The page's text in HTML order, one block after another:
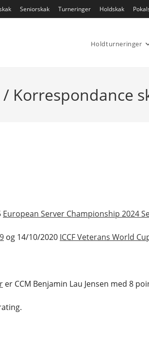
Seniorskak Turneringer Holdskak
Holdturneringer
Korrespondance
European Server Championship 2024
og 14/10/2020 ICCF Veterans World
er CCM Benjamin Lau Jensen med 8